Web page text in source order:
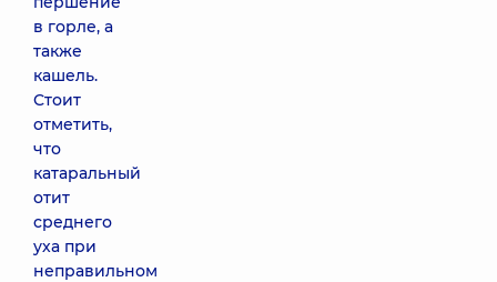
в горле, а
также
кашель.
Стоит
отметить,
что
катаральный
отит
среднего
уха при
неправильном